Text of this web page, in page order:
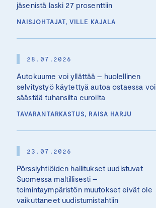
jäsenistä laski 27 prosenttiin
NAISJOHTAJAT, VILLE KAJALA
28.07.2026
Autokuume voi yllättää – huolellinen
selvitystyö käytettyä autoa ostaessa voi
säästää tuhansilta euroilta
TAVARANTARKASTUS, RAISA HARJU
23.07.2026
Pörssiyhtiöiden hallitukset uudistuvat
Suomessa maltillisesti –
toimintaympäristön muutokset eivät ole
vaikuttaneet uudistumistahtiin